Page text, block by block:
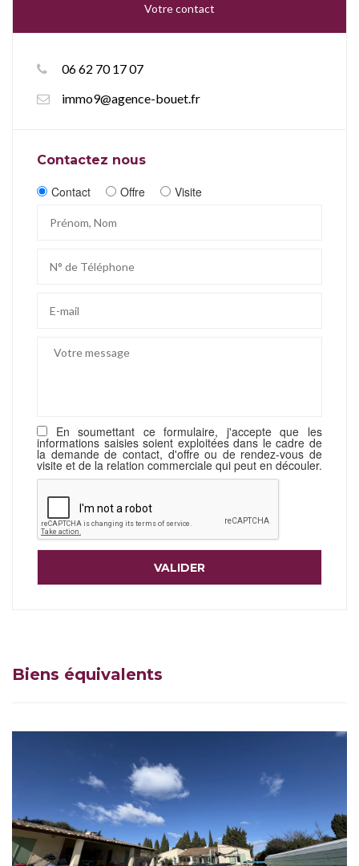
Votre contact
06 62 70 17 07
immo9@agence-bouet.fr
Contactez nous
Contact Offre Visite
En soumettant ce formulaire, j'accepte que les
informations saisies soient exploitées dans le cadre de
la demande de contact, d'offre ou de rendez-vous de
visite et de la relation commerciale qui peut en découler.
Biens équivalents